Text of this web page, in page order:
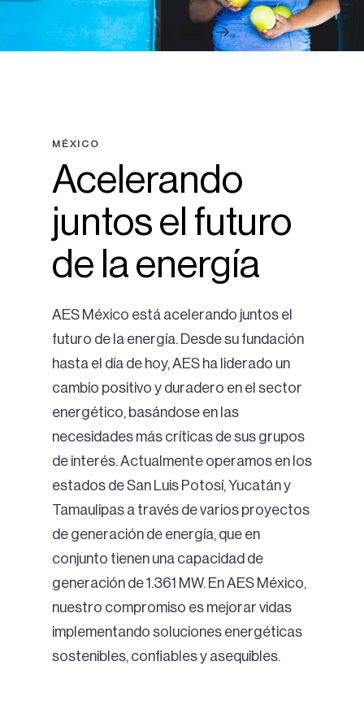
MÉXICO
Acelerando
juntos el futuro
de la energía
AES México está acelerando juntos el
futuro de la energía. Desde su fundación
hasta el día de hoy, AES ha liderado un
cambio positivo y duradero en el sector
energético, basándose en las
necesidades más críticas de sus grupos
de interés. Actualmente operamos en los
estados de San Luis Potosí, Yucatán y
Tamaulipas a través de varios proyectos
de generación de energía, que en
conjunto tienen una capacidad de
generación de 1.361 MW. En AES México,
nuestro compromiso es mejorar vidas
implementando soluciones energéticas
sostenibles, confiables y asequibles.
Ohio